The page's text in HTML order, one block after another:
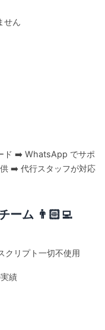
せん
ド ➡️ WhatsApp でサポ
➡️ 代行スタッフが対応
ーム 👨🏻‍💻
クリプト一切不使用
績